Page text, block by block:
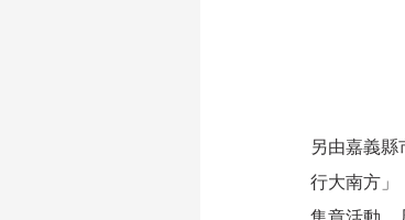
另由嘉義
行大南方」